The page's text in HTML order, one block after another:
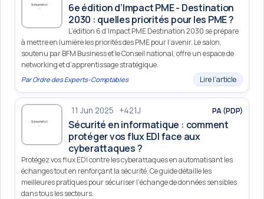
6e édition d’Impact PME - Destination
2030 : quelles priorités pour les PME ?
L'édition 6 d’Impact PME Destination 2030 se prépare
à mettre en lumière les priorités des PME pour l’avenir. Le salon,
soutenu par BFM Business et le Conseil national, offre un espace de
networking et d’apprentissage stratégique.
ParOrdre des Experts-Comptables Lire l’article
11 Jun 2025 · +421J PA (PDP)
Sécurité en informatique : comment
protéger vos flux EDI face aux
cyberattaques ?
Protégez vos flux EDI contre les cyberattaques en automatisant les
échanges tout en renforçant la sécurité. Ce guide détaille les
meilleures pratiques pour sécuriser l’échange de données sensibles
dans tous les secteurs.